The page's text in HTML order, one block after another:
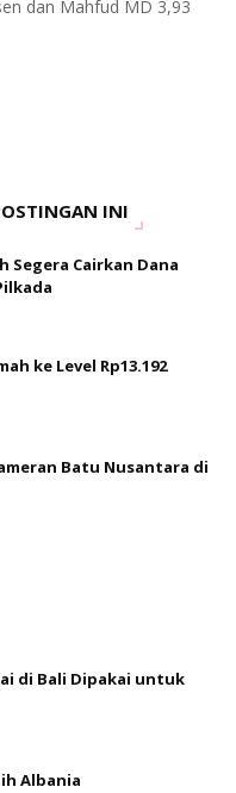
dan Mahfud MD 3,93
INI
Segera Cairkan Dana
ke Level Rp13.192
Batu Nusantara di
di Bali Dipakai untuk
Albania